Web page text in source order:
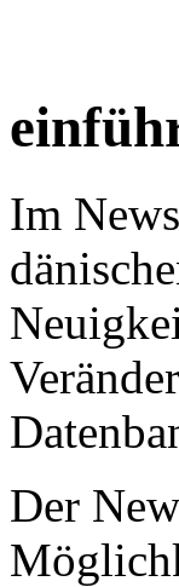
Im
Der